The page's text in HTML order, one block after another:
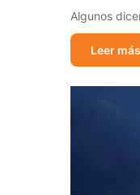
Algunos
Leer